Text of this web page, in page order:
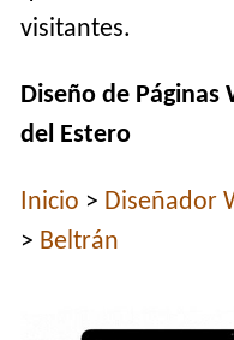
visitantes.
Diseño de
del Estero
Inicio > Diseñador
> Beltrán